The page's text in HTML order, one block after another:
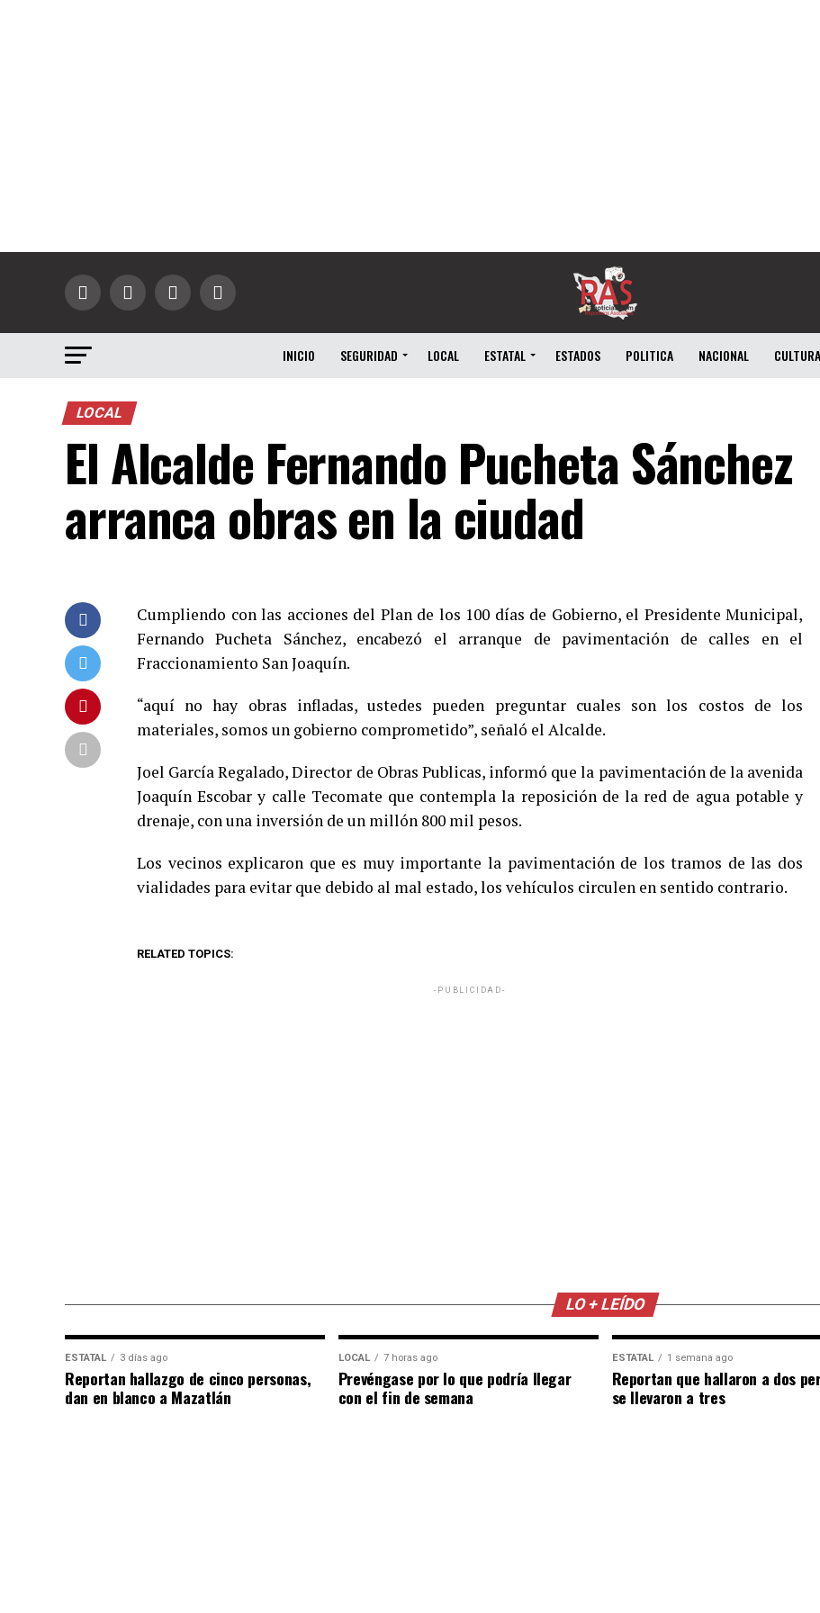
INICIO SEGURIDAD LOCAL ESTATAL ESTADOS POLITICA NACIONAL CULTURA
LOCAL
El Alcalde Fernando Pucheta Sánchez
arranca obras en la ciudad
Cumpliendo con las acciones del Plan de los 100 días de Gobierno, el Presidente Municipal,
Fernando Pucheta Sánchez, encabezó el arranque de pavimentación de calles en el
Fraccionamiento San Joaquín.
“aquí no hay obras infladas, ustedes pueden preguntar cuales son los costos de los
materiales, somos un gobierno comprometido”, señaló el Alcalde.
Joel García Regalado, Director de Obras Publicas, informó que la pavimentación de la avenida
Joaquín Escobar y calle Tecomate que contempla la reposición de la red de agua potable y
drenaje, con una inversión de un millón 800 mil pesos.
Los vecinos explicaron que es muy importante la pavimentación de los tramos de las dos
vialidades para evitar que debido al mal estado, los vehículos circulen en sentido contrario.
RELATED TOPICS:
-PUBLICIDAD-
LO + LEÍDO
ESTATAL 3 días ago
Reportan hallazgo de cinco personas,
dan en blanco a Mazatlán
LOCAL 7 horas ago
Prevéngase por lo que podría llegar
con el fin de semana
ESTATAL 1 semana ago
Reportan que hallaron a dos
se llevaron a tres